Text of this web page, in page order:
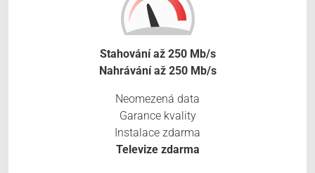
Stahování až 250 Mb/s
Nahrávání až 250 Mb/s
Neomezená data
Garance kvality
Instalace zdarma
Televize zdarma